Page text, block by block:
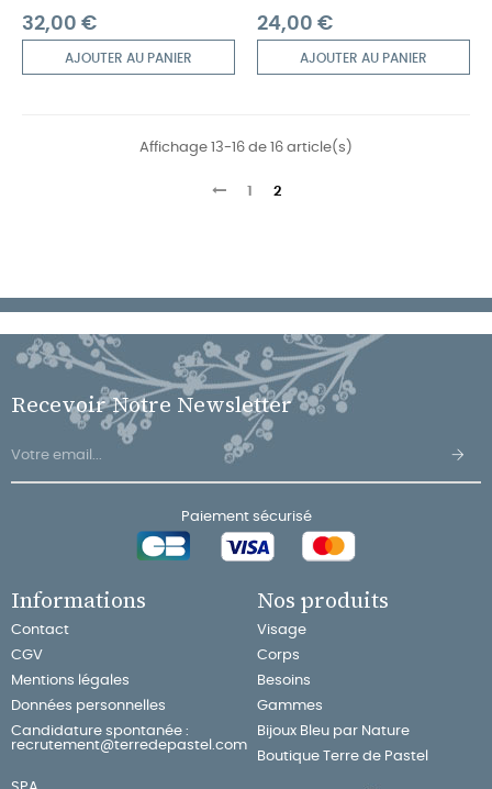
Prix
32,00 €
AJOUTER AU PANIER
Prix
24,00 €
AJOUTER AU PANIER
Affichage 13-16 de 16 article(s)
1 2
Nos produits
Visage
Corps
Besoins
Gammes
Bijoux Bleu par Nature
Boutique Terre de Pastel
Informations
Contact
CGV
Mentions légales
Données personnelles
Candidature spontanée :
recrutement@terredepastel.com
Recevoir Notre Newsletter
Paiement sécurisé